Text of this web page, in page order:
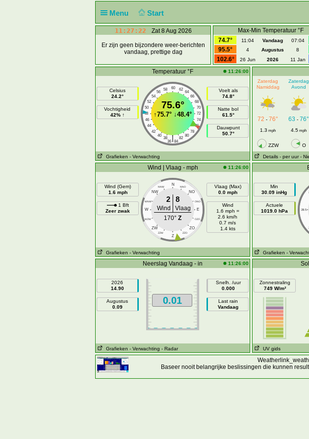
Menu Start
11:27:22 Zat 8 Aug 2026
Er zijn geen bijzondere weer-berichten
vandaag, prettige dag
Max-Min Temperatuur °F
74.7°
11:04 Vandaag 07:04
95.5°
4 Augustus 8
102.6°
26 Jun 2026 11 Jan
Temperatuur °F 11:26:00
Celsius
24.2°
Vochtigheid
42% ↑
60
58 62
56
64
54
66
52
68
50
70
48
72
46
74
44
76
42
78
40
80
38 82
|
36 84
75.6°
↑75.7° ↓48.4°
Voelt als
74.8°
Natte bol
61.5°
Dauwpunt
50.7°
Grafieken - Verwachting
Zaterdag
Namiddag
Zaterdag
Avond
72 - 76° 63 - 76°
1.3 mph 4.5mph
ZZW O
Details - per uur -
Wind | Vlaag - mph 11:26:00
Wind (Gem)
1.6 mph
1 Bft
Zeer zwak
N
NNW NNO
NW NO
WNW ONO
W E
WZW OZO
ZW ZO
ZZW ZZO
Z
2 8
Wind
Vlaag
170° Z
Vlaag (Max)
0.0 mph
Wind
1.6 mph =
2.6 km/h
0.7 m/s
1.4 kts
Grafieken - Verwachting
Min
30.09 inHg
Actuele
1019.0 hPa
28.5
Grafieken -
Neerslag Vandaag - in 11:26:00
2026
14.90
Augustus
0.09
0.01
Snelh. /uur
0.000
Last rain
Vandaag
Grafieken - Verwachting - Radar
Zonnestraling
749 W/m²
UV gids
Baseer nooit belangrijke beslissingen die kunnen